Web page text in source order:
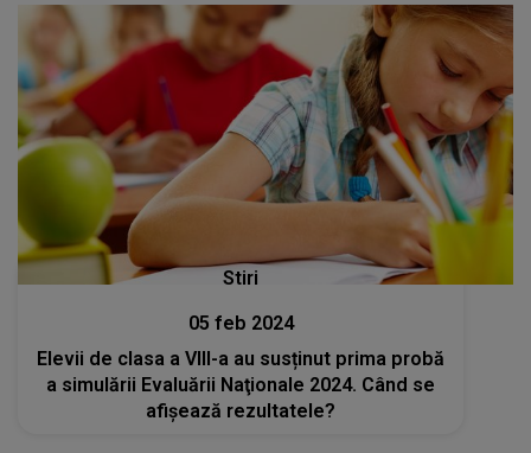
Stiri
05 feb 2024
Elevii de clasa a VIII-a au susținut prima probă
a simulării Evaluării Naţionale 2024. Când se
afișează rezultatele?